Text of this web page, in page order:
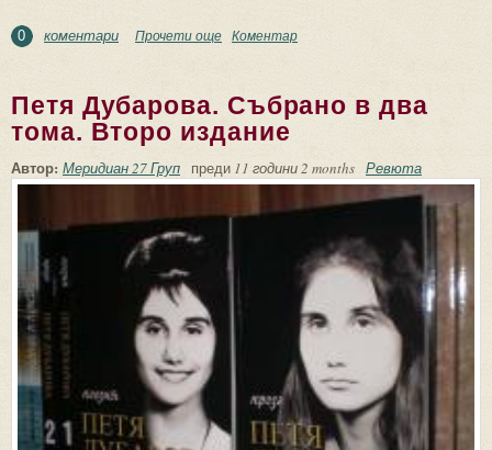
0 коментари Прочети още about Предизвикател на тайнственото и
Коментар
Петя Дубарова. Събрано в два
тома. Второ издание
Автор: Меридиан 27 Груп преди 11 години 2 months Ревюта